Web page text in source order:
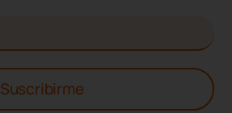
Suscribirme